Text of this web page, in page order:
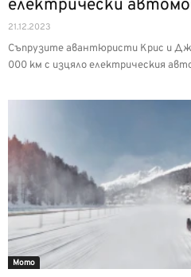
електрически
21.12.2023
Съпрузите авантюристи Крис и
000 км с изцяло електрическия
Мото